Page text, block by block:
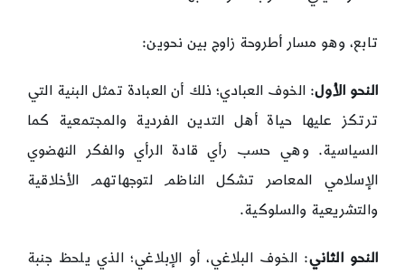
تابع، وهو مسار أطروحة زاوج بين نحوين:
النحو الأول: الخوف العبادي؛ ذلك أن العبادة تمثل البنية التي
ترتكز عليها حياة أهل التدين الفردية والمجتمعية كما
السياسية. وهي حسب رأي قادة الرأي والفكر النهضوي
الإسلامي المعاصر تشكل الناظم لتوجهاتهم الأخلاقية
والتشريعية والسلوكية.
النحو الثاني: الخوف البلاغي، أو الإبلاغي؛ الذي يلحظ جنبة